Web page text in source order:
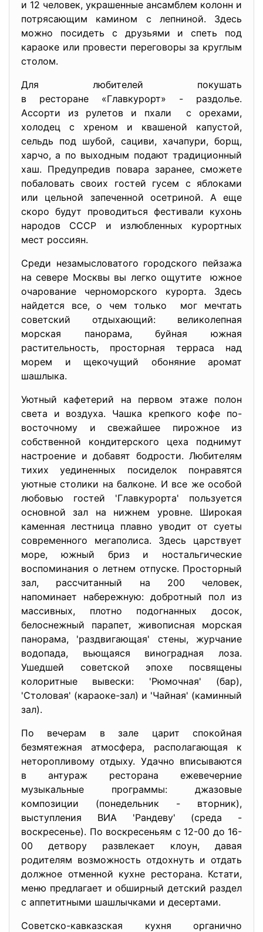
и 12 человек, украшенные ансамблем колонн и
потрясающим камином с лепниной. Здесь
можно посидеть с друзьями и спеть под
караоке или провести переговоры за круглым
столом.
Для любителей покушать
в ресторане «Главкурорт» - раздолье.
Ассорти из рулетов и пхали с орехами,
холодец с хреном и квашеной капустой,
сельдь под шубой, сациви, хачапури, борщ,
харчо, а по выходным подают традиционный
хаш. Предупредив повара заранее, сможете
побаловать своих гостей гусем с яблоками
или цельной запеченной осетриной. А еще
скоро будут проводиться фестивали кухонь
народов СССР и излюбленных курортных
мест россиян.
Среди незамысловатого городского пейзажа
на севере Москвы вы легко ощутите южное
очарование черноморского курорта. Здесь
найдется все, о чем только мог мечтать
советский отдыхающий: великолепная
морская панорама, буйная южная
растительность, просторная терраса над
морем и щекочущий обоняние аромат
шашлыка.
Уютный кафетерий на первом этаже полон
света и воздуха. Чашка крепкого кофе по-
восточному и свежайшее пирожное из
собственной кондитерского цеха поднимут
настроение и добавят бодрости. Любителям
тихих уединенных посиделок понравятся
уютные столики на балконе. И все же особой
любовью гостей 'Главкурорта' пользуется
основной зал на нижнем уровне. Широкая
каменная лестница плавно уводит от суеты
современного мегаполиса. Здесь царствует
море, южный бриз и ностальгические
воспоминания о летнем отпуске. Просторный
зал, рассчитанный на 200 человек,
напоминает набережную: добротный пол из
массивных, плотно подогнанных досок,
белоснежный парапет, живописная морская
панорама, 'раздвигающая' стены, журчание
водопада, вьющаяся виноградная лоза.
Ушедшей советской эпохе посвящены
колоритные вывески: 'Рюмочная' (бар),
'Столовая' (караоке-зал) и 'Чайная' (каминный
зал).
По вечерам в зале царит спокойная
безмятежная атмосфера, располагающая к
неторопливому отдыху. Удачно вписываются
в антураж ресторана ежевечерние
музыкальные программы: джазовые
композиции (понедельник - вторник),
выступления ВИА 'Рандеву' (среда -
воскресенье). По воскресеньям с 12-00 до 16-
00 детвору развлекает клоун, давая
родителям возможность отдохнуть и отдать
должное отменной кухне ресторана. Кстати,
меню предлагает и обширный детский раздел
с аппетитными шашлычками и десертами.
Советско-кавказская кухня органично